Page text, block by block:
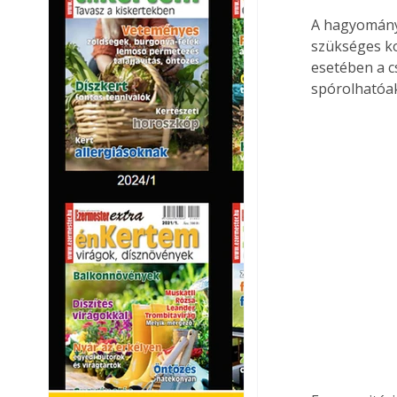
A
szükséges
esetében a